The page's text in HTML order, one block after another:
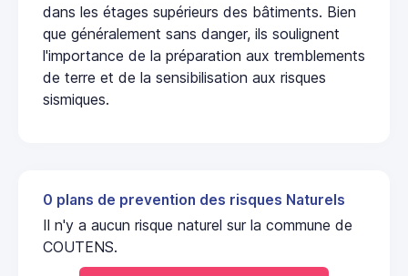
dans les étages supérieurs des bâtiments. Bien
que généralement sans danger, ils soulignent
l'importance de la préparation aux tremblements
de terre et de la sensibilisation aux risques
sismiques.
0 plans de prevention des risques Naturels
Il n'y a aucun risque naturel sur la commune de
COUTENS.